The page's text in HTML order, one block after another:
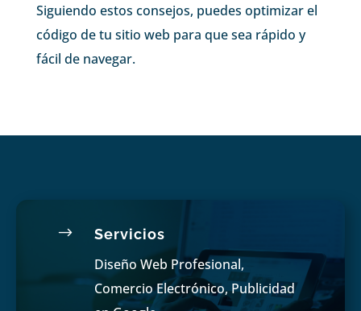
Siguiendo estos consejos, puedes optimizar el
código de tu sitio web para que sea rápido y
fácil de navegar.
$ Servicios
Diseño Web Profesional,
Comercio Electrónico, Publicidad